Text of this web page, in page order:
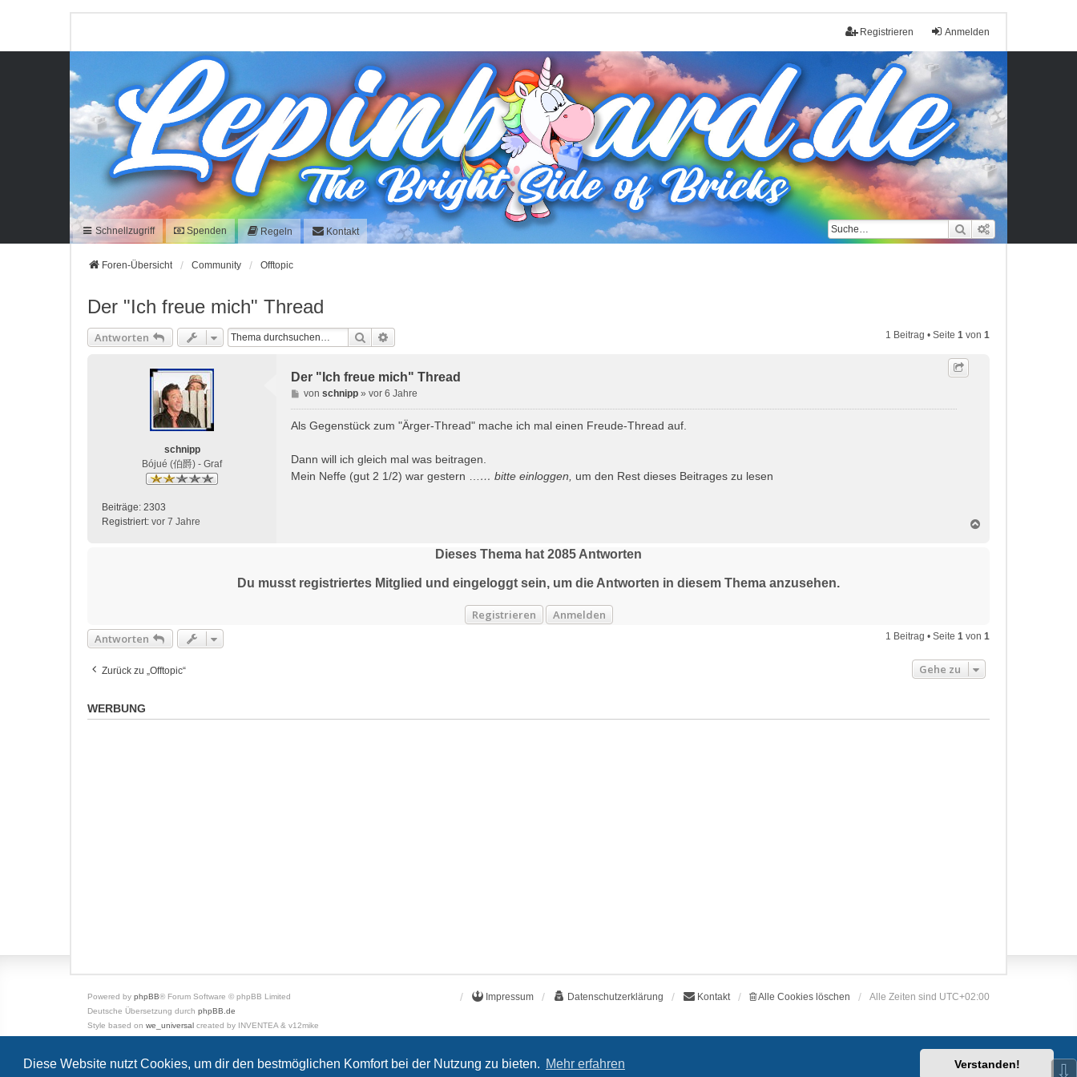
Diese Website nutzt Cookies, um dir den bestmöglichen Komfort bei der Nutzung zu bieten. Mehr erfahren Verstanden!
Anmelden
Registrieren
Schnellzugriff Spenden Regeln Kontakt Suche
Foren-Übersicht Community Offtopic
Der "Ich freue mich" Thread
Antworten Suche 1 Beitrag • Seite 1 von 1
schnipp
Bójué (伯爵) - Graf
Beiträge: 2303
Registriert: vor 7 Jahre
Der "Ich freue mich" Thread
B
e
i
a
g
von schnipp» vor 6 Jahre
Als Gegenstück zum "Ärger-Thread" mache ich mal einen Freude-Thread auf.
Dann will ich gleich mal was beitragen.
Mein Neffe (gut 2 1/2) war gestern … … bitte einloggen um den Rest dieses Beitrages zu lesen
Dieses Thema hat 2085 Antworten
Du musst registriertes Mitglied und eingeloggt sein, um die Antworten in diesem Thema anzusehen.
Registrieren
Anmelden
Antworten
1 Beitrag • Seite 1 von 1
Zurück zu „Offtopic“ Gehe zu
WERBUNG
Impressum Datenschutzerklärung Kontakt Alle Cookies löschen Alle Zeiten sind UTC+02:00
Powered by phpBB® Forum Software © phpBB Limited
Deutsche Übersetzung durch phpBB.de
Style based on we_universal created by INVENTEA & v12mike
⇩